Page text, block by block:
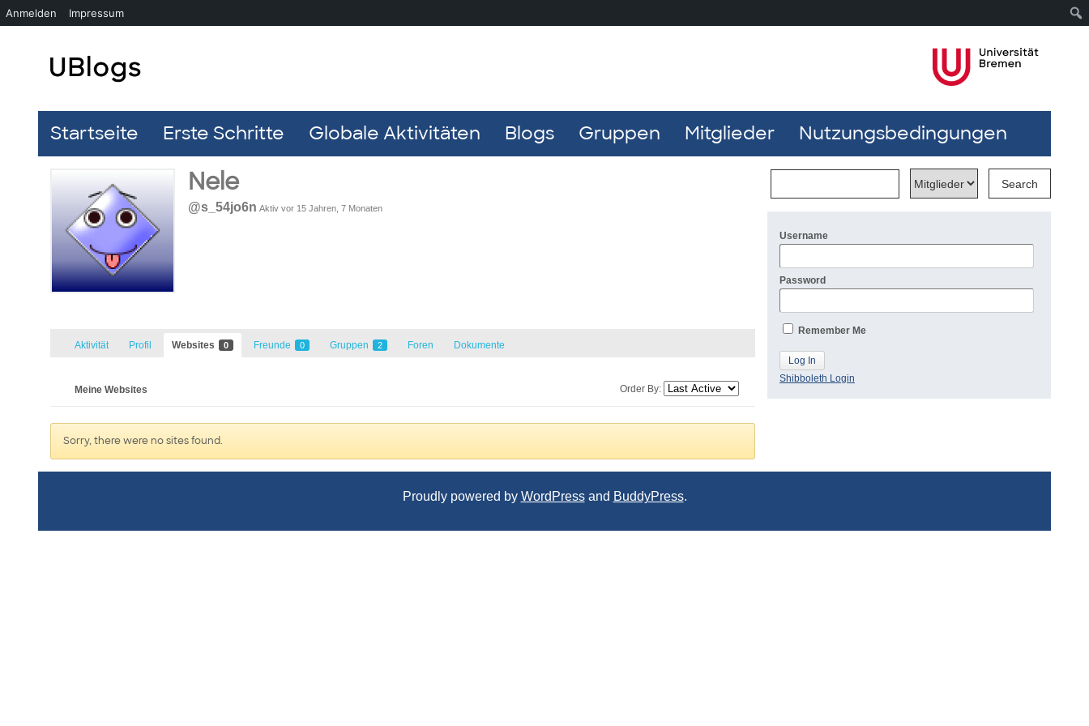
Startseite Erste Schritte Globale Aktivitäten Blogs Gruppen Mitglieder Nutzungsbedingungen
Nele
@s_54jo6n Aktiv vor 15 Jahren, 7 Monaten
Aktivität Profil Websites 0 Freunde 0 Gruppen 2 Foren Dokumente
Meine Websites Order By:
Sorry, there were no sites found.
Username
Password
Remember Me
Shibboleth Login
Proudly powered by WordPressand BuddyPress.
Anmelden Impressum